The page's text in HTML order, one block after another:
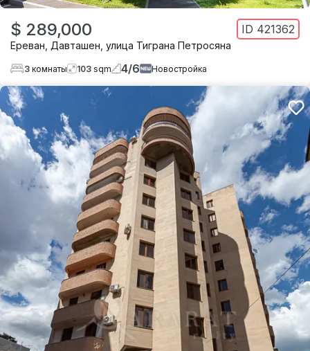
$ 289,000 ID 421362
Ереван Давташен улица Тиграна Петросяна
3 комнаты 103 sqm 4/6 Новостройка